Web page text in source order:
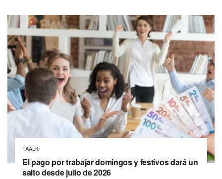
TAALK
El pago por trabajar domingos y festivos dará un
salto desde julio de 2026